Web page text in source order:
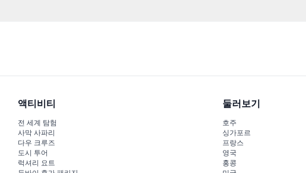
액티비티
전 세계 탐험
사막 사파리
다우 크루즈
도시 투어
럭셔리 요트
둘러보기
호주
싱가포르
프랑스
영국
홍콩